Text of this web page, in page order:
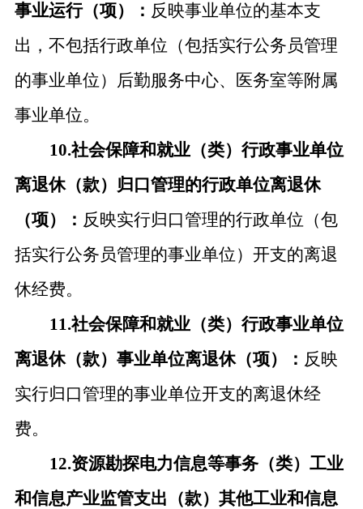
事业运行（项）： 反映事业单位的基本支
出，不包括行政单位（包括实行公务员管理
的事业单位）后勤服务中心、医务室等附属
事业单位。
10.社会保障和就业（类）行政事业单位
离退休（款）归口管理的行政单位离退休
（项）： 反映实行归口管理的行政单位（包
括实行公务员管理的事业单位）开支的离退
休经费。
11.社会保障和就业（类）行政事业单位
离退休（款）事业单位离退休（项）： 反映
实行归口管理的事业单位开支的离退休经
费。
12.资源勘探电力信息等事务（类）工业
和信息产业监管支出（款）其他工业和信息